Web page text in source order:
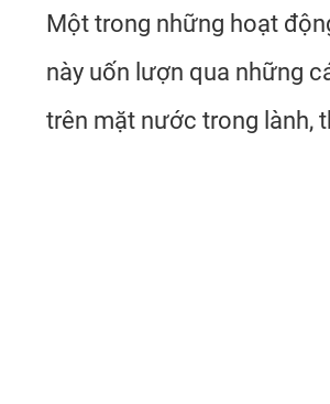
Một trong những hoạt
này uốn lượn qua những
trên mặt nước trong lành,